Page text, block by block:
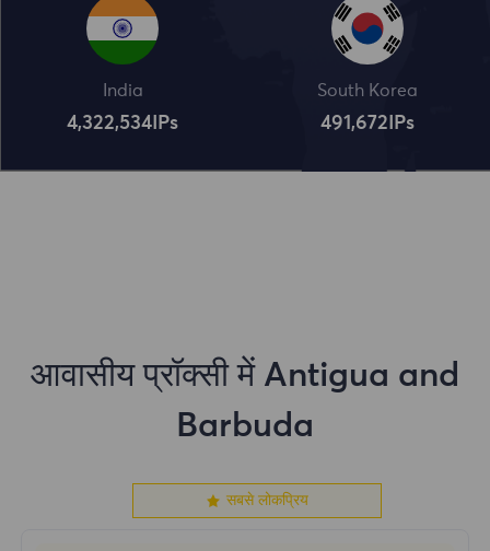
India
4,322,534 IPs
South Korea
491,672 IPs
आवासीय प्रॉक्सी में Antigua and
Barbuda
सबसे लोकप्रिय